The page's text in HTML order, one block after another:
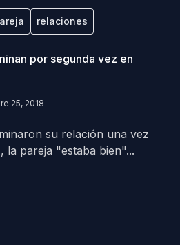
relaciones
por segunda vez en
25, 2018
su relación una vez
la pareja "estaba bien"...